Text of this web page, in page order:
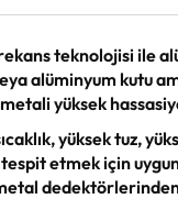
teknolojisi ile
alüminyum kutu
yüksek
yüksek tuz,
etmek için